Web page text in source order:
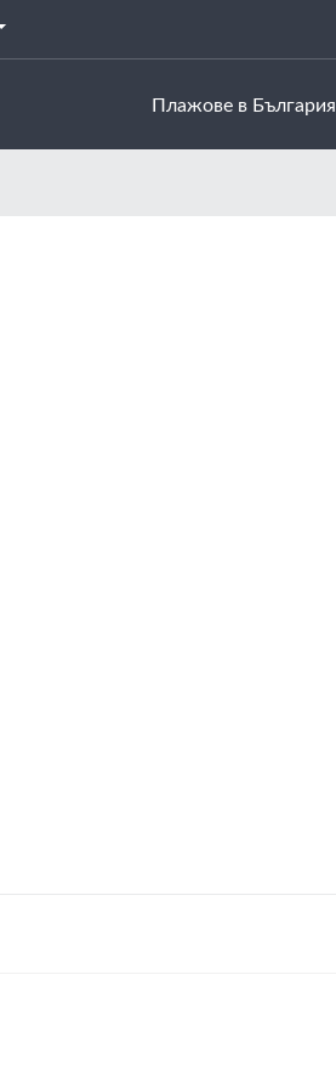
Плажове в България